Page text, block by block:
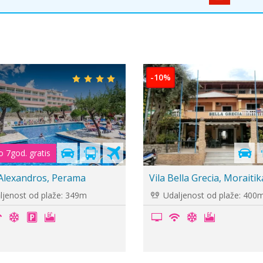
je
2+*, Dasija
od plaže: -
Vila Lola, Dassia
Udaljenost od plaže: